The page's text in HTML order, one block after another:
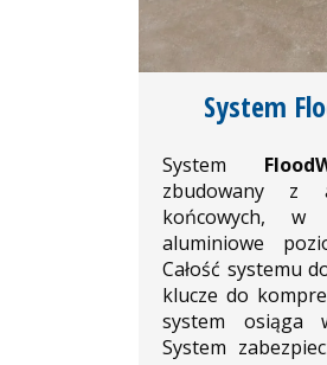
System
System
zbudowany z
końcowych,
aluminiowe
Całość systemu
klucze do
system osiąga
System